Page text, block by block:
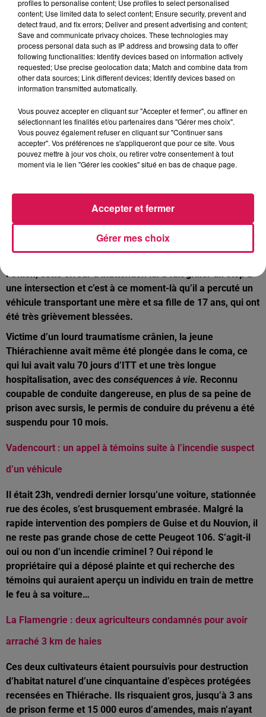
développement du cyclotourisme en Avesnois !
En Thiérache :
Bergues-sur-Sambre : du sursis pour l’auteur d’un accident
grave
Un jeune avesnois de 25 ans condamné à huit mois de
prison avec sursis pour avoir été à l’origine d’un grave
accident de la circulation en janvier 2021 à Bergues-sur-
Sambre, près du Nouvion-en-Thiérache. Avant de prendre
le volant, le jeune homme avait bu au préalable 3 ou 4
par litre de sang...
Alors que sa compagne cherchait à le joindre au téléphone,
instant, afin de récupérer son Smartphone, qui se trouvait
l’Union, cette erreur d’inattention lui a fait griller un stop à
une intersection et c’est à ce moment-là qu’il a percuté un
véhicule transportant une mère et sa fille de 17 ans, qui ont
été très grièvement blessées.
Victime d’un lourd traumatisme crânien, la jeune
Thiérachienne avait même été plongée dans le coma, ce
qui lui avait valu 70 jours d’ITT et une très longue
hospitalisation, avec des conséquences à vie. Reconnu
coupable de conduite dangereuse, en plus de sa peine de
prison avec sursis, le permis de conduire du prévenu a été
suspendu pour 10 mois.
Vadencourt : un appel à témoins suite à l’incendie suspect
d’un véhicule
Il était 23h, vendredi dernier lorsqu’une voiture, stationnée
rue des écoles, s’est brusquement embrasée. Malgré la
rapide intervention des pompiers de Guise et du Nouvion, il
ne reste pas grande chose de cette Peugeot 106. S’agit-il
oui ou non d’un incendie criminel ? Oui répond le
propriétaire qui a déposé plainte et qui recherche des
témoins qui auraient aperçu un individu en train de mettre
le feu à sa voiture…
La Flamengrie : deux agriculteurs condamnés pour avoir
arraché 3 km de haies
Ces deux cultivateurs étaient poursuivis pour destruction
d’habitat naturel d’une cinquantaine d’espèces protégées
recensées en Thiérache. Ils risquaient gros, jusqu’à 3 ans
de prison ferme et 15 000 euros d’amendes, mais n’ayant
profiles to personalise content; Use profiles to select personalised
content; Use limited data to select content; Ensure security, prevent and
detect fraud, and fix errors; Deliver and present advertising and content;
Save and communicate privacy choices. These technologies may
process personal data such as IP address and browsing data to offer
following functionalities: Identify devices based on information actively
requested; Use precise geolocation data; Match and combine data from
other data sources; Link different devices; Identify devices based on
information transmitted automatically.
Vous pouvez accepter en cliquant sur "Accepter et fermer", ou affiner en
sélectionnant les finalités et/ou partenaires dans "Gérer mes choix".
Vous pouvez également refuser en cliquant sur "Continuer sans
accepter". Vos préférences ne s'appliqueront que pour ce site. Vous
pouvez mettre à jour vos choix, ou retirer votre consentement à tout
moment via le lien "Gérer les cookies" situé en bas de chaque page.
Gérer mes choix
Accepter et fermer